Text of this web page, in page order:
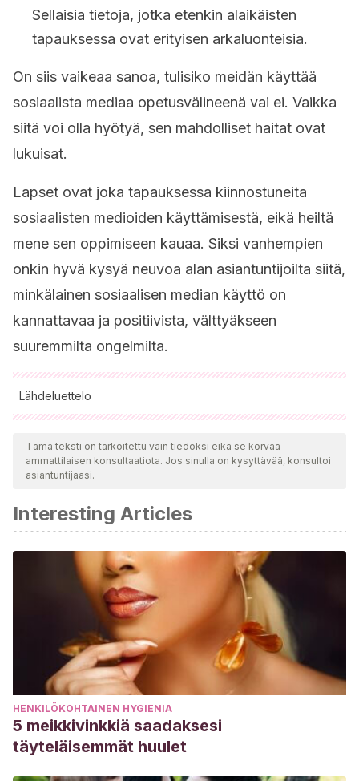
Sellaisia tietoja, jotka etenkin alaikäisten
tapauksessa ovat erityisen arkaluonteisia.
On siis vaikeaa sanoa, tulisiko meidän käyttää
sosiaalista mediaa opetusvälineenä vai ei. Vaikka
siitä voi olla hyötyä, sen mahdolliset haitat ovat
lukuisat.
Lapset ovat joka tapauksessa kiinnostuneita
sosiaalisten medioiden käyttämisestä, eikä heiltä
mene sen oppimiseen kauaa. Siksi vanhempien
onkin hyvä kysyä neuvoa alan asiantuntijoilta siitä,
minkälainen sosiaalisen median käyttö on
kannattavaa ja positiivista, välttyäkseen
suuremmilta ongelmilta.
Lähdeluettelo
Kaikki lainatut lähteet tarkistettiin perusteellisesti tiimimme
toimesta varmistaaksemme niiden laadun, luotettavuuden,
ajantasaisuuden ja pätevyyden. Tämän artikkelin bibliografia
Valenzuela, R.(2013). Las redes sociales y su aplicación
en la Educación.Revista Digital Universitaria, 14 (4),1-14.
Tämä teksti on tarkoitettu vain tiedoksi eikä se korvaa
ammattilaisen konsultaatiota. Jos sinulla on kysyttävää, konsultoi
asiantuntijaasi.
Interesting Articles
HENKILÖKOHTAINEN HYGIENIA
5 meikkivinkkiä saadaksesi
täyteläisemmät huulet